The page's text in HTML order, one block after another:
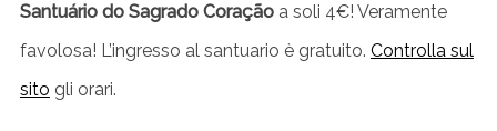
Santuário do Sagrado Coraçãoa soli 4€! Veramente
favolosa! L’ingresso al santuario è gratuito. Controlla sul
sito gli orari.